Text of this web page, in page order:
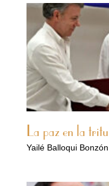
La paz en la
Yailé Balloqui Bonzón